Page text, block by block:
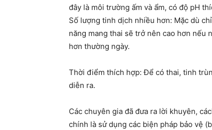
đây là môi trường ấm và ẩm, có độ pH
Số lượng tinh dịch nhiều hơn: Mặc dù
năng mang thai sẽ trở nên cao hơn nếu
hơn thường ngày.
Thời điểm thích hợp: Để có thai, tinh
diễn ra.
Các chuyên gia đã đưa ra lời khuyên,
chính là sử dụng các biện pháp bảo vệ